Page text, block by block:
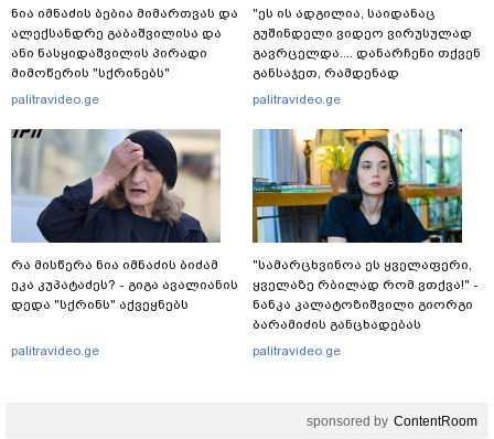
ნია იმნაძის ბებია მიმართვას და
ალექსანდრე გაბაშვილისა და
ანი ნასყიდაშვილის პირადი
მიმოწერის "სქრინებს"
ავრცელებს
palitravideo.ge
რა მისწერა ნია იმნაძის ბიძამ
ეკა კუპატაძეს? - გიგა ავალიანის
დედა "სქრინს" აქვეყნებს
palitravideo.ge
"ეს ის ადგილია, საიდანაც
გუშინდელი ვიდეო ვირუსულად
გავრცელდა.... დანარჩენი თქვენ
განსაჯეთ, რამდენად
შესაძლებელია აქ ადამიანის
აქვეყნებს კობა ახალაძე
მლეთიდან, სადაც 12 წლის წინ
გურამ დადიანიძე გაუჩინარდა?
palitravideo.ge
"სა­მარ­ცხვი­ნოა ეს ყვე­ლა­ფე­რი,
ყვე­ლა­ზე რბი­ლად რომ ვთქვა!" -
ნანკა კალატოზიშვილი გიორგი
ბარამიძის განცხადებას
ეხმაურება
palitravideo.ge
sponsored by ContentRoom